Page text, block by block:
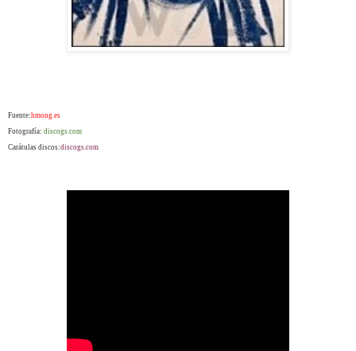
Fuente:hmong.es
Fotografía: discogs.com
Carátulas discos:discogs.com